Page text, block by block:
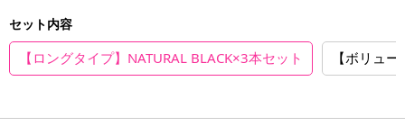
セット内容
【ロングタイプ】NATURAL BLACK×3本セット 【ボリュ